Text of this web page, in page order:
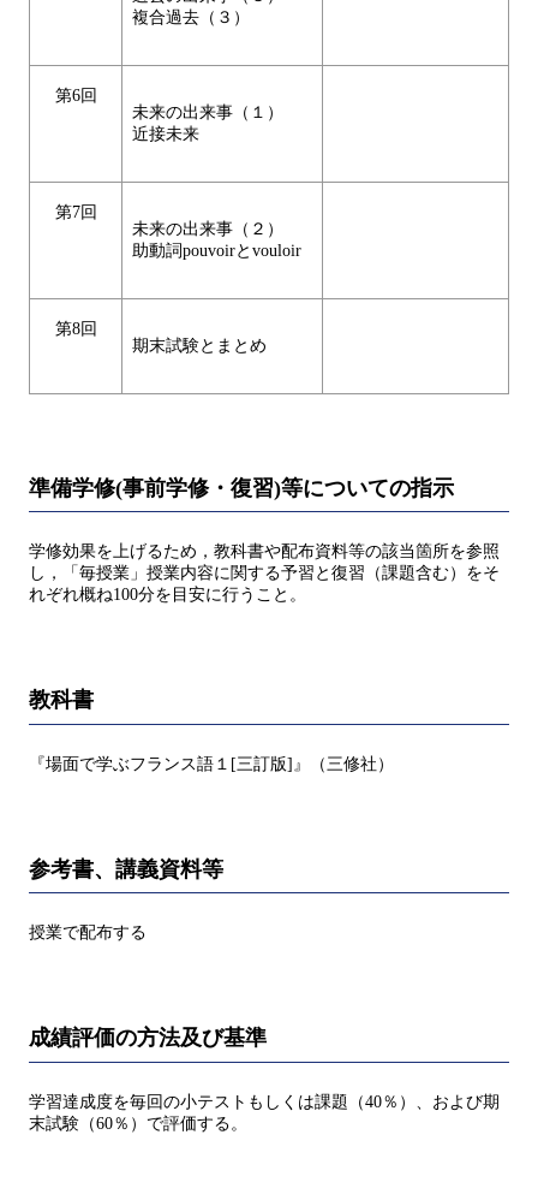
複合過去（３）
第6回
未来の出来事（１）
近接未来
第7回
未来の出来事（２）
助動詞pouvoirとvouloir
第8回
期末試験とまとめ
準備学修(事前学修・復習)等についての指示
学修効果を上げるため，教科書や配布資料等の該当箇所を参照
し，「毎授業」授業内容に関する予習と復習（課題含む）をそ
れぞれ概ね100分を目安に行うこと。
教科書
『場面で学ぶフランス語１[三訂版]』（三修社）
参考書、講義資料等
授業で配布する
成績評価の方法及び基準
学習達成度を毎回の小テストもしくは課題（40％）、および期
末試験（60％）で評価する。